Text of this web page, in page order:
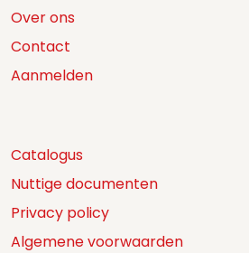
Over ons
Contact
Aanmelden
Catalogus
Nuttige documenten
Privacy policy
Algemene voorwaarden